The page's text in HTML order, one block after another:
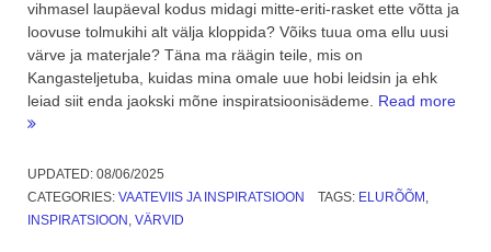
vihmasel laupäeval kodus midagi mitte-eriti-rasket ette võtta ja
loovuse tolmukihi alt välja kloppida? Võiks tuua oma ellu uusi
värve ja materjale? Täna ma räägin teile, mis on
Kangasteljetuba, kuidas mina omale uue hobi leidsin ja ehk
leiad siit enda jaokski mõne inspiratsioonisädeme. Read more“Hea
UPDATED: 08/06/2025
CATEGORIES: VAATEVIIS JA INSPIRATSIOON TAGS: ELURÕÕM ,
INSPIRATSIOON , VÄRVID